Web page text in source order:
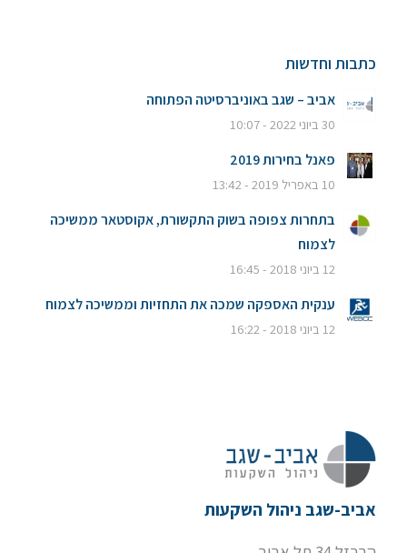
כתבות וחדשות
אביב – שגב באוניברסיטה הפתוחה
30 ביוני 2022 - 10:07
פאנל בחירות 2019
10 באפריל 2019 - 13:42
בתחרות צפופה בשוק התקשורת, אקוסטאר ממשיכה
לצמוח
12 ביוני 2018 - 16:45
ענקית האספקה שמכה את התחזיות וממשיכה לצמוח
12 ביוני 2018 - 16:22
אביב-שגב ניהול השקעות